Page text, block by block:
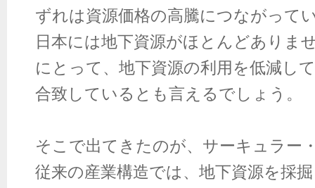
ずれは資源価格の高騰につながって
日本には地下資源がほとんどありま
にとって、地下資源の利用を低減し
合致しているとも言えるでしょう。
そこで出てきたのが、サーキュラー
従来の産業構造では、地下資源を採